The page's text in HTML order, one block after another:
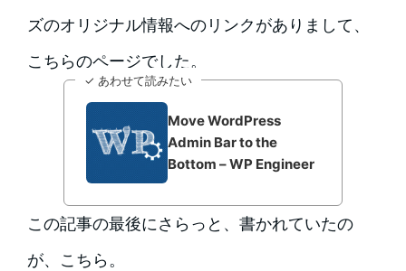
ズのオリジナル情報へのリンクがありまして、
こちらのページでした。
✓ あわせて読みたい
Move WordPress
Admin Bar to the
Bottom – WP Engineer
この記事の最後にさらっと、書かれていたの
が、こちら。